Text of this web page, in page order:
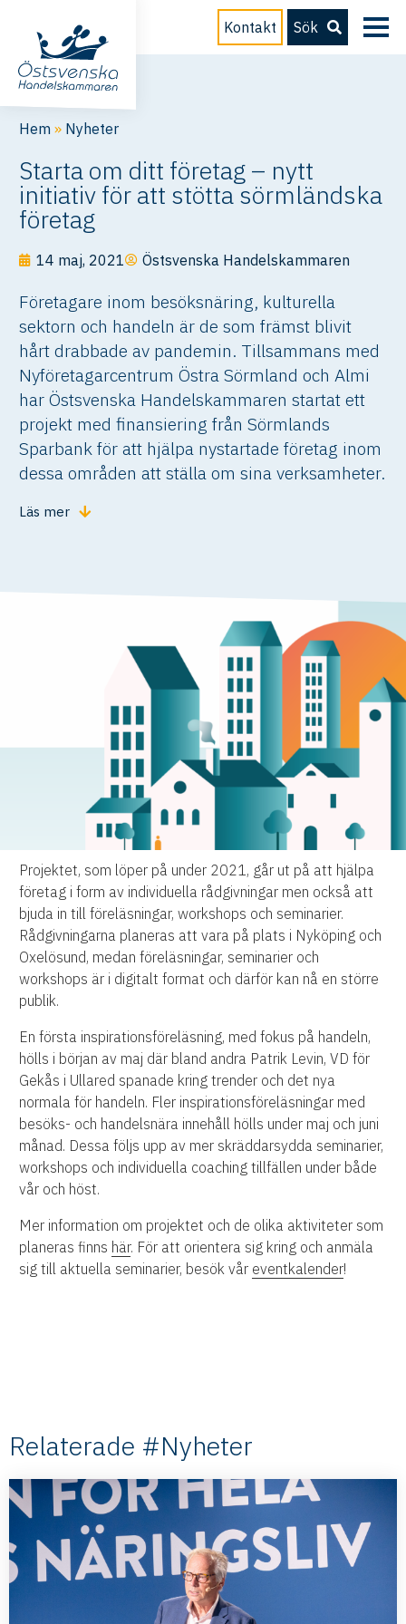
Kontakt Sök
Hem » Nyheter
Starta om ditt företag – nytt
initiativ för att stötta sörmländska
företag
14 maj, 2021 Östsvenska Handelskammaren
Företagare inom besöksnäring, kulturella
sektorn och handeln är de som främst blivit
hårt drabbade av pandemin. Tillsammans med
Nyföretagarcentrum Östra Sörmland och Almi
har Östsvenska Handelskammaren startat ett
projekt med finansiering från Sörmlands
Sparbank för att hjälpa nystartade företag inom
dessa områden att ställa om sina verksamheter.
Läs mer
Projektet, som löper på under 2021, går ut på att hjälpa
företag i form av individuella rådgivningar men också att
bjuda in till föreläsningar, workshops och seminarier.
Rådgivningarna planeras att vara på plats i Nyköping och
Oxelösund, medan föreläsningar, seminarier och
workshops är i digitalt format och därför kan nå en större
publik.
En första inspirationsföreläsning, med fokus på handeln,
hölls i början av maj där bland andra Patrik Levin, VD för
Gekås i Ullared spanade kring trender och det nya
normala för handeln. Fler inspirationsföreläsningar med
besöks- och handelsnära innehåll hölls under maj och juni
månad. Dessa följs upp av mer skräddarsydda seminarier,
workshops och individuella coaching tillfällen under både
vår och höst.
Mer information om projektet och de olika aktiviteter som
planeras finns här. För att orientera sig kring och anmäla
sig till aktuella seminarier, besök vår eventkalender!
Relaterade #Nyheter